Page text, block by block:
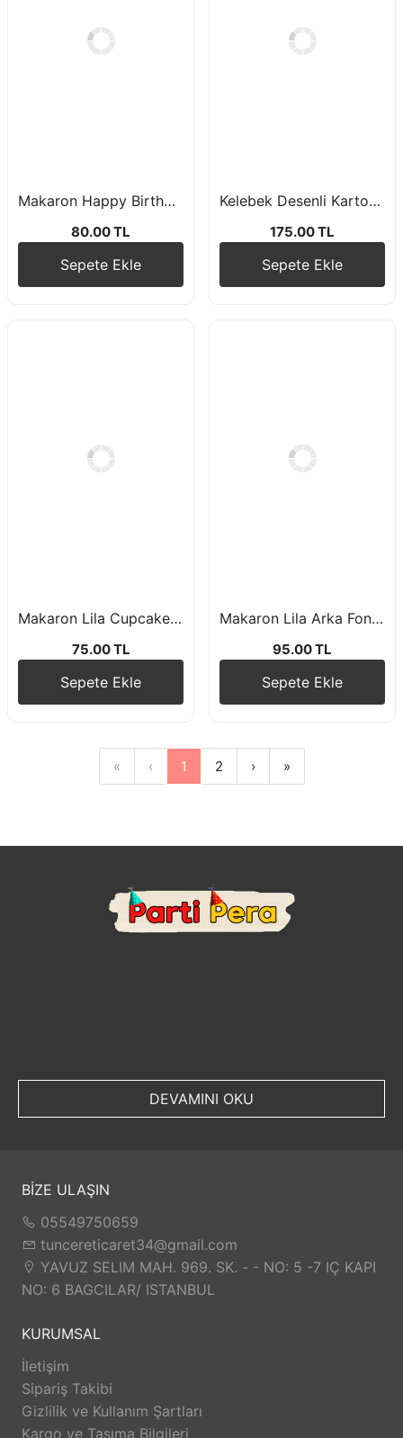
Makaron Happy Birthday Yazı Banner
80.00 TL
Sepete Ekle
Kelebek Desenli Karton Tabak Bardak 8'li
175.00 TL
Sepete Ekle
Makaron Lila Cupcake Kek Kapsülü 15 Adet
75.00 TL
Sepete Ekle
Makaron Lila Arka Fon Parti Perdesi
95.00 TL
Sepete Ekle
« ‹ 1 2 › »
DEVAMINI OKU
BİZE ULAŞIN
05549750659
tuncereticaret34@gmail.com
YAVUZ SELIM MAH. 969. SK. - - NO: 5 -7 IÇ KAPI
NO: 6 BAGCILAR/ ISTANBUL
KURUMSAL
İletişim
Sipariş Takibi
Gizlilik ve Kullanım Şartları
Kargo ve Taşıma Bilgileri